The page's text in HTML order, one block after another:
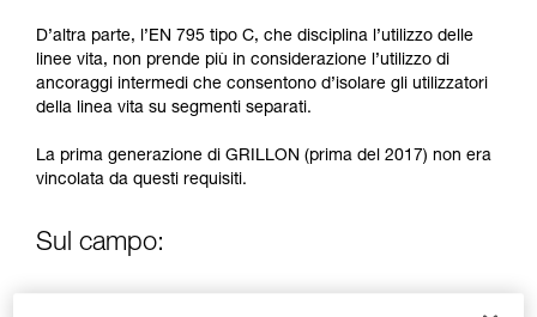
D’altra parte, l’EN 795 tipo C, che disciplina l’utilizzo delle
linee vita, non prende più in considerazione l’utilizzo di
ancoraggi intermedi che consentono d’isolare gli utilizzatori
della linea vita su segmenti separati.
La prima generazione di GRILLON (prima del 2017) non era
vincolata da questi requisiti.
Sul campo: